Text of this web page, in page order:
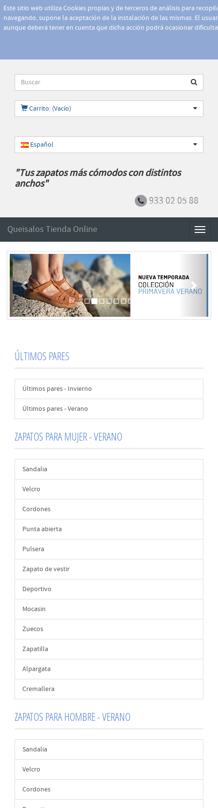
Este sitio web utiliza Cookies propias y de terceros de análisis para
navegando, supone la aceptación de la instalación de las mismas. El
aunque deberá tener en cuenta que dicha acción podrá ocasionar
Carrito: (Vacío)
Español
"Tus zapatos más cómodos con distintos
anchos"
933 02 05 88
Queisalos Tienda Online
Anterior
ÚLTIMOS PARES
Últimos pares - Invierno
Últimos pares - Verano
ZAPATOS PARA MUJER - VERANO
Sandalia
Velcro
Cordones
Punta abierta
Pulsera
Zapato de vestir
Deportivo
Mocasin
Zuecos
Zapatilla
Alpargata
Cremallera
ZAPATOS PARA HOMBRE - VERANO
Sandalia
Velcro
Cordones